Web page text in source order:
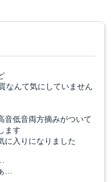
なんて気にしていません
音低音両方摘みがついて
ます
に入りになりました
…